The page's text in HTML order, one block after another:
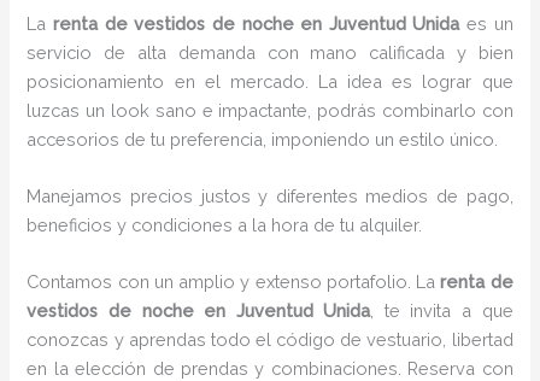
Larenta de vestidos de noche en Juventud Unida es un
servicio de alta demanda con mano calificada y bien
posicionamiento en el mercado. La idea es lograr que
luzcas un look sano e impactante, podrás combinarlo con
accesorios de tu preferencia, imponiendo un estilo único.
Manejamos precios justos y diferentes medios de pago,
beneficios y condiciones a la hora de tu alquiler.
Contamos con un amplio y extenso portafolio. Larenta de
vestidos de noche en Juventud Unida, te invita a que
conozcas y aprendas todo el código de vestuario, libertad
en la elección de prendas y combinaciones. Reserva con